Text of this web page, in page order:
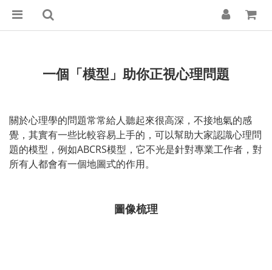
一個「模型」助你正視心理問題
關於心理學的問題常常給人聽起來很高深，不接地氣的感
覺，其實有一些比較容易上手的，可以幫助大家認識心理問
題的模型，例如ABCRS模型，它不光是針對專業工作者，對
所有人都會有一個地圖式的作用。
圖像梳理